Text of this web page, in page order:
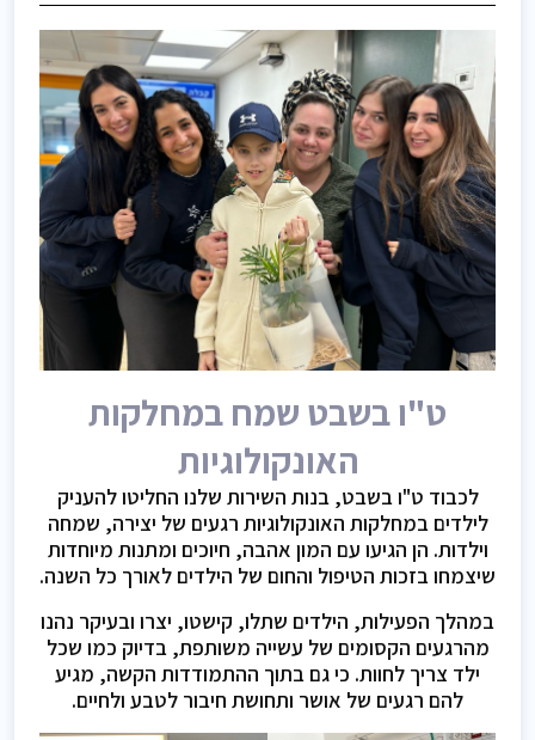
ט"ו בשבט שמח במחלקות
האונקולוגיות
לכבוד ט"ו בשבט, בנות השירות שלנו החליטו להעניק
לילדים במחלקות האונקולוגיות רגעים של יצירה, שמחה
וילדות. הן הגיעו עם המון אהבה, חיוכים ומתנות מיוחדות
שיצמחו בזכות הטיפול והחום של הילדים לאורך כל השנה.
במהלך הפעילות, הילדים שתלו, קישטו, יצרו ובעיקר נהנו
מהרגעים הקסומים של עשייה משותפת, בדיוק כמו שכל
ילד צריך לחוות. כי גם בתוך ההתמודדות הקשה, מגיע
להם רגעים של אושר ותחושת חיבור לטבע ולחיים.